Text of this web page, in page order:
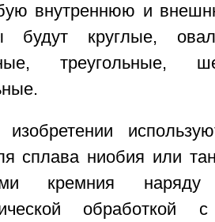
внутреннюю и
круглые,
треугольные,
сплава ниобия или
кремния